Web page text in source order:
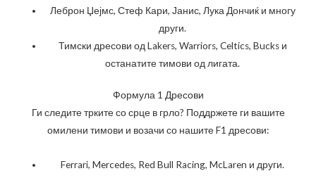
Леброн Џејмс, Стеф Кари, Јанис, Лука Дончиќ и многу
други.
Тимски дресови од Lakers, Warriors, Celtics, Bucks и
останатите тимови од лигата.
Формула 1 Дресови
Ги следите трките со срце в грло? Поддржете ги вашите
омилени тимови и возачи со нашите F1 дресови:
Ferrari, Mercedes, Red Bull Racing, McLaren и други.